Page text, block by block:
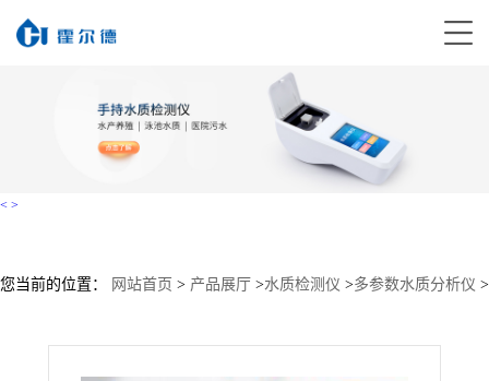
< >
您当前的位置： 网站首页 > 产品展厅 >水质检测仪 >多参数水质分析仪 >